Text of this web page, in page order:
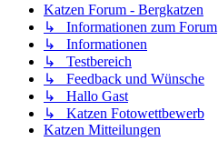
Katzen Forum - Bergkatzen
↳ Informationen zum Forum
↳ Informationen
↳ Testbereich
↳ Feedback und Wünsche
↳ Hallo Gast
↳ Katzen Fotowettbewerb
Katzen Mitteilungen